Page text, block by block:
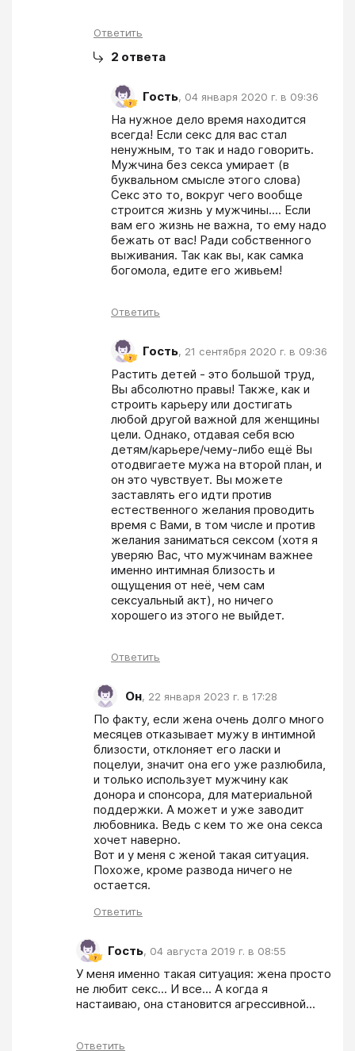
Ответить
2 ответа
Гость, 04 января 2020 г. в 09:36
На нужное дело время находится
всегда! Если секс для вас стал
ненужным, то так и надо говорить.
Мужчина без секса умирает (в
буквальном смысле этого слова)
Секс это то, вокруг чего вообще
строится жизнь у мужчины.... Если
вам его жизнь не важна, то ему надо
бежать от вас! Ради собственного
выживания. Так как вы, как самка
богомола, едите его живьем!
Ответить
Гость, 21 сентября 2020 г. в 09:36
Растить детей - это большой труд,
Вы абсолютно правы! Также, как и
строить карьеру или достигать
любой другой важной для женщины
цели. Однако, отдавая себя всю
детям/карьере/чему-либо ещё Вы
отодвигаете мужа на второй план, и
он это чувствует. Вы можете
заставлять его идти против
естественного желания проводить
время с Вами, в том числе и против
желания заниматься сексом (хотя я
уверяю Вас, что мужчинам важнее
именно интимная близость и
ощущения от неё, чем сам
сексуальный акт), но ничего
хорошего из этого не выйдет.
Ответить
Он, 22 января 2023 г. в 17:28
По факту, если жена очень долго много
месяцев отказывает мужу в интимной
близости, отклоняет его ласки и
поцелуи, значит она его уже разлюбила,
и только использует мужчину как
донора и спонсора, для материальной
поддержки. А может и уже заводит
любовника. Ведь с кем то же она секса
хочет наверно.
Вот и у меня с женой такая ситуация.
Похоже, кроме развода ничего не
остается.
Ответить
Гость, 04 августа 2019 г. в 08:55
У меня именно такая ситуация: жена просто
не любит секс... И все... А когда я
настаиваю, она становится агрессивной...
Ответить